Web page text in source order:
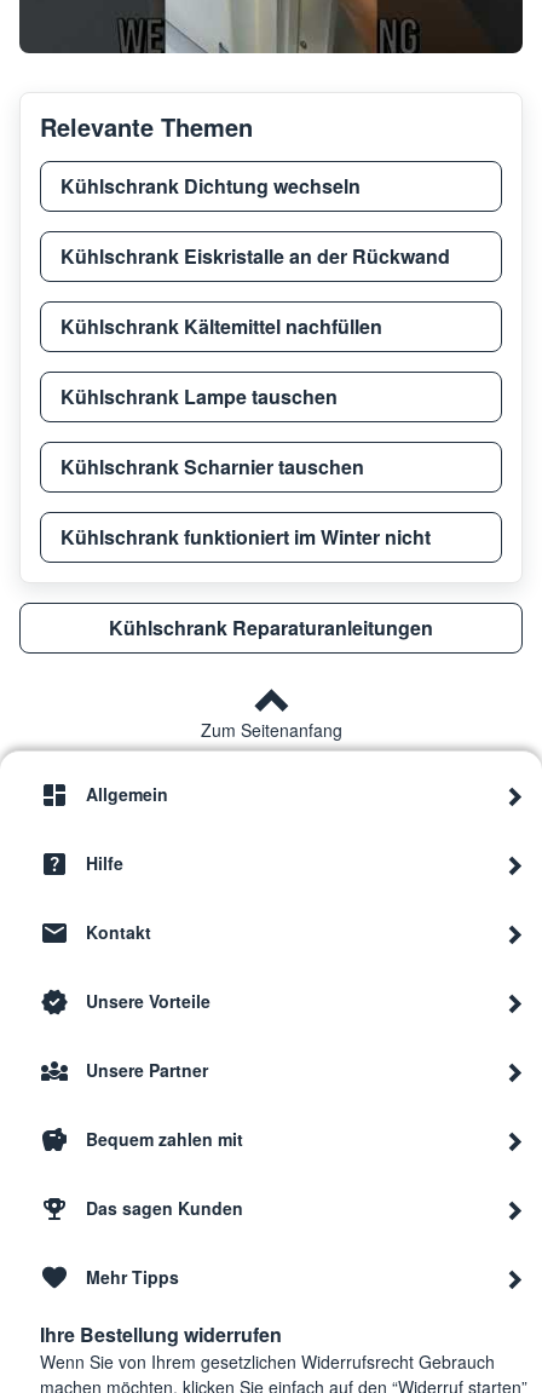
Relevante Themen
Kühlschrank Dichtung wechseln
Kühlschrank Eiskristalle an der Rückwand
Kühlschrank Kältemittel nachfüllen
Kühlschrank Lampe tauschen
Kühlschrank Scharnier tauschen
Kühlschrank funktioniert im Winter nicht
Kühlschrank Reparaturanleitungen
Zum Seitenanfang
Allgemein
Hilfe
Kontakt
Unsere Vorteile
Unsere Partner
Bequem zahlen mit
Das sagen Kunden
Mehr Tipps
Ihre Bestellung widerrufen
Wenn Sie von Ihrem gesetzlichen Widerrufsrecht Gebrauch
machen möchten, klicken Sie einfach auf den “Widerruf starten”